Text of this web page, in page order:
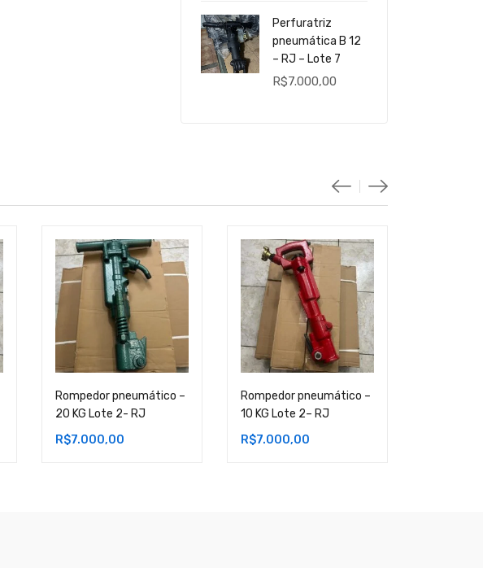
Perfuratriz
pneumática B 12
– RJ – Lote 7
R$7.000,00
Rompedor pneumático –
20 KG Lote 2- RJ
R$7.000,00
Rompedor pneumático –
10 KG Lote 2– RJ
R$7.000,00